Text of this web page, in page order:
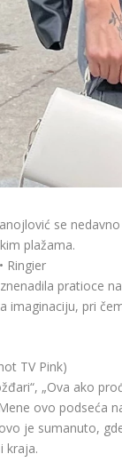
se
plažama.
Ringier
pratioce
imaginaciju, pri
TV Pink)
„Ova ako
ovo podseća
je sumanuto,
kraja.